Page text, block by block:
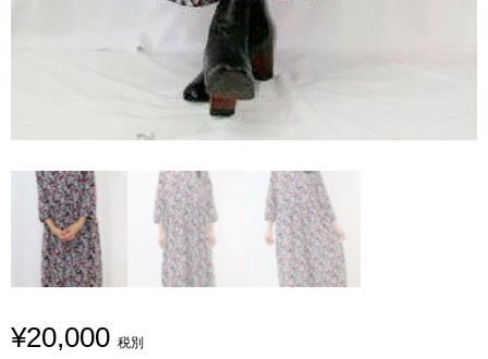
¥20,000 税別